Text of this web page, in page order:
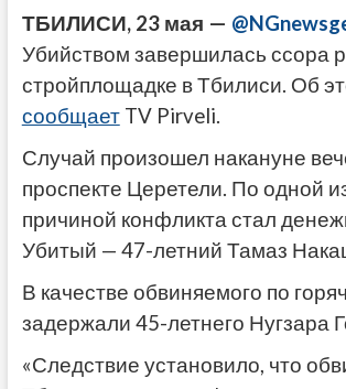
ТБИЛИСИ, 23 мая —
Убийством завершилась ссора
стройплощадке в Тбилиси. Об
сообщаетTV Pirveli.
Случай произошел накануне
проспекте Церетели. По одной
причиной конфликта стал
Убитый — 47-летний Тамаз
В качестве обвиняемого по
задержали 45-летнего Нугзара
«Следствие установило, что